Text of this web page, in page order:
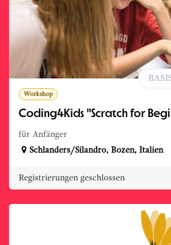
Workshop
Coding4Kids "Scratch for
für Anfänger
Schlanders/Silandro, Bozen, Italien
Registrierungen geschlossen